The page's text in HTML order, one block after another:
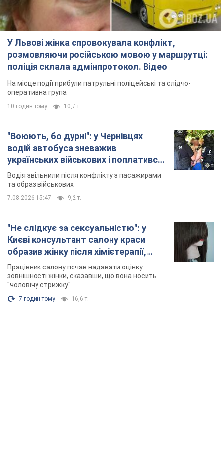
10,7 т.
"Воюють, бо дурні": у Чернівцях
водій автобуса зневажив
українських військових і поплатився.
Відео
та образ військових
"Не слідкує за сексуальністю": у
Києві консультант салону краси
образив жінку після хімієтерапії,
розгорівся скандал. Фото
зовнішності жінки, сказавши, що вона носить
"чоловічу стрижку"
7 годин тому 16,6 т.